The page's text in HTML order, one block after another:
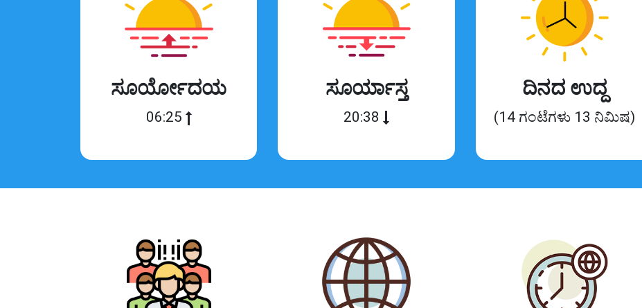
ಸೂರ್ಯೋದಯ
06:25
ಸೂರ್ಯಾಸ್ತ
20:38
ದಿನದ ಉದ್ದ
(14 ಗಂಟೆಗಳು 13 ನಿಮಿಷ)